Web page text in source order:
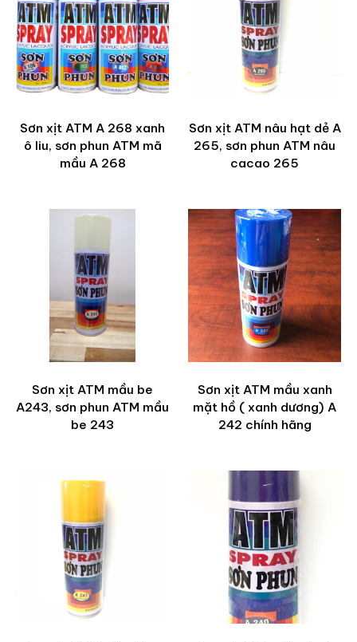
Sơn xịt ATM A 268 xanh
ô liu, sơn phun ATM mã
mầu A 268
Sơn xịt ATM nâu hạt dẻ A
265, sơn phun ATM nâu
cacao 265
Sơn xịt ATM mầu be
A243, sơn phun ATM mầu
be 243
Sơn xịt ATM mầu xanh
mặt hồ ( xanh dương) A
242 chính hãng